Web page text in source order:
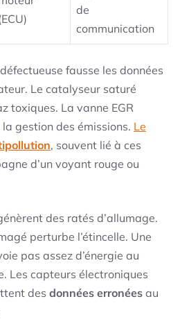
de
communication
fausse les données
Le catalyseur saturé
toxiques. La vanne EGR
gestion des émissions. Le
, souvent lié à ces
d’un voyant rouge ou
des ratés d’allumage.
perturbe l’étincelle. Une
pas assez d’énergie au
Les capteurs électroniques
des données erronées au